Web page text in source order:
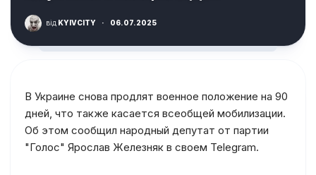
від KYIVCITY · 06.07.2025
В Украине снова продлят военное положение на 90
дней, что также касается всеобщей мобилизации.
Об этом сообщил народный депутат от партии
"Голос" Ярослав Железняк в своем Telegram.